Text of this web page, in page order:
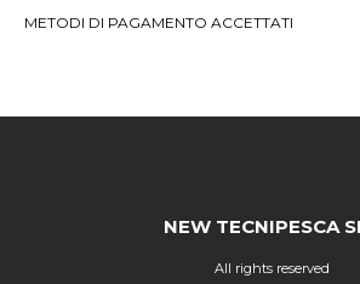
METODI DI PAGAMENTO ACCETTATI
NEW TECNIPESCA
All rights reserved